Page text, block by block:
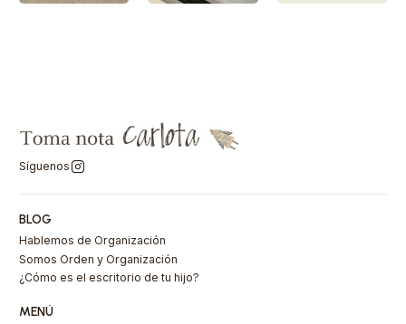
Síguenos
BLOG
Hablemos de Organización
Somos Orden y Organización
¿Cómo es el escritorio de tu hijo?
MENÚ